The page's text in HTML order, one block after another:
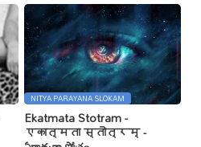
NITYA PARAYANA SLOKAM
Ekatmata Stotram -
एकात्मता स्तोत्रम् -